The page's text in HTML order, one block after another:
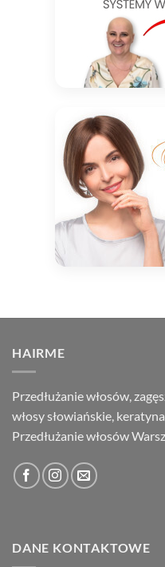
HAIRME
Przedłużanie włosów,
włosy słowiańskie,
Przedłużanie włosów
DANE KONTAKTOWE